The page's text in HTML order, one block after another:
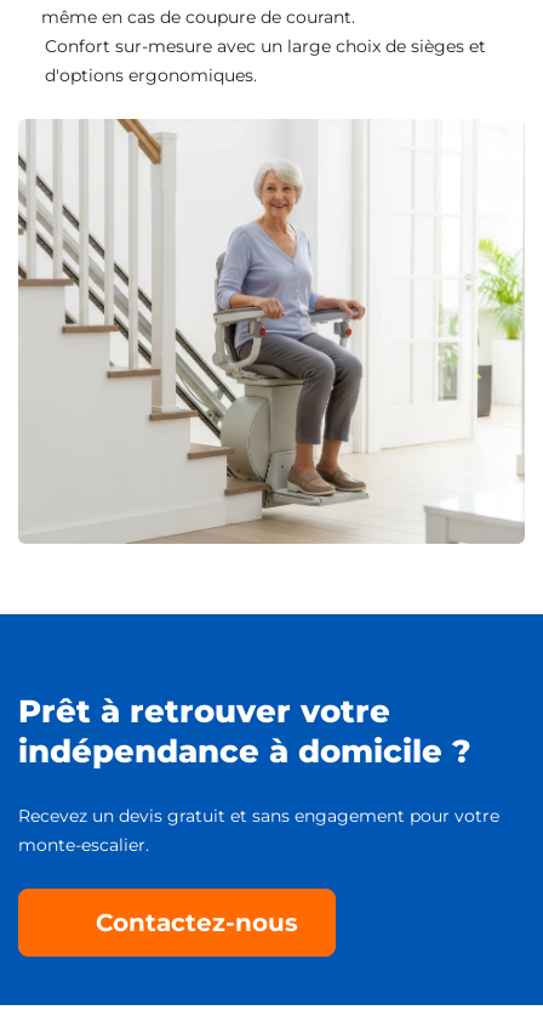
même en cas de coupure de courant.
Confort sur-mesure avec un large choix de sièges et
d'options ergonomiques.
Prêt à retrouver votre
indépendance à domicile ?
Recevez un devis gratuit et sans engagement pour votre
monte-escalier.
Contactez-nous